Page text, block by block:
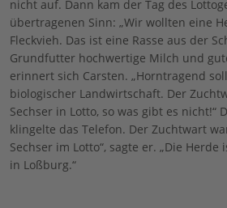
nicht auf. Dann kam der Tag des
übertragenen Sinn: „Wir wollten eine
Fleckvieh. Das ist eine Rasse aus der
Grundfutter hochwertige Milch und
erinnert sich Carsten. „Horntragend
biologischer Landwirtschaft. Der
Sechser in Lotto, so was gibt es nicht!“
klingelte das Telefon. Der Zuchtwart
Sechser im Lotto“, sagte er. „Die
in Loßburg.“